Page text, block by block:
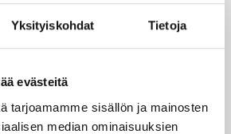
Yksityiskohdat Tietoja
evästeitä
tarjoamamme sisällön ja mainosten
median ominaisuuksien
Tyrwone Still